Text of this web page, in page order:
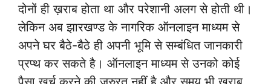
दोनों ही ख़राब होता था और परेशानी अलग से होती थी।
लेकिन अब झारखण्ड के नागरिक ऑनलाइन माध्यम से
अपने घर बैठे-बैठे ही अपनी भूमि से सम्बंधित जानकारी
प्रप्थ कर सकते है। ऑनलाइन माध्यम से उनको कोई